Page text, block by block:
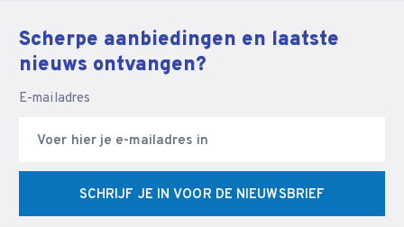
Scherpe aanbiedingen en laatste
nieuws ontvangen?
E-mailadres
SCHRIJF JE IN VOOR DE NIEUWSBRIEF